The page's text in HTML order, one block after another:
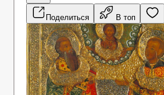
Поделиться В топ